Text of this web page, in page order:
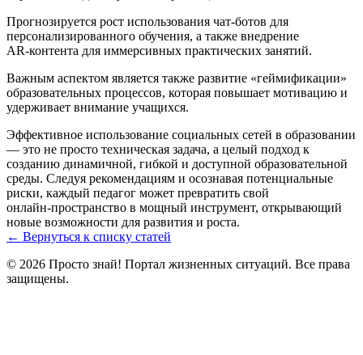
Прогнозируется рост использования чат‑ботов для
персонализированного обучения, а также внедрение
AR‑контента для иммерсивных практических занятий.
Важным аспектом является также развитие «геймификации»
образовательных процессов, которая повышает мотивацию и
удерживает внимание учащихся.
Эффективное использование социальных сетей в образовании
— это не просто техническая задача, а целый подход к
созданию динамичной, гибкой и доступной образовательной
среды. Следуя рекомендациям и осознавая потенциальные
риски, каждый педагог может превратить свой
онлайн‑пространство в мощный инструмент, открывающий
новые возможности для развития и роста.
← Вернуться к списку статей
© 2026 Просто знай! Портал жизненных ситуаций. Все права
защищены.